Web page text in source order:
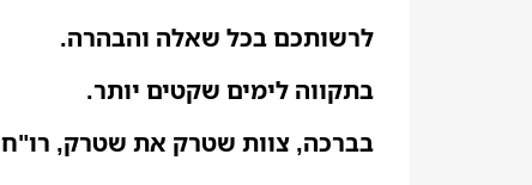
לרשותכם בכל שאלה והבהרה.
בתקווה לימים שקטים יותר.
בברכה, צוות שטרק את שטרק, רו"ח